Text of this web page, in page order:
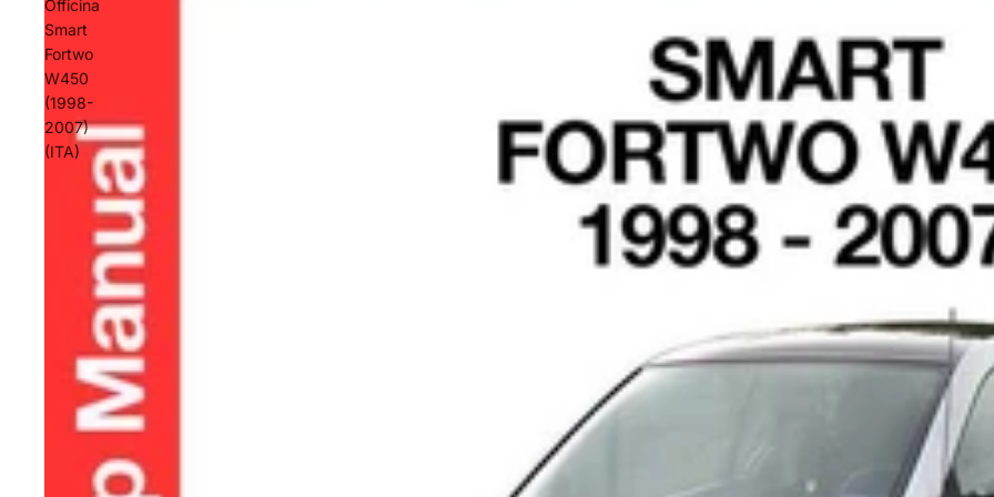
Officina
Smart
Fortwo
W450
(1998-
2007)
(ITA)